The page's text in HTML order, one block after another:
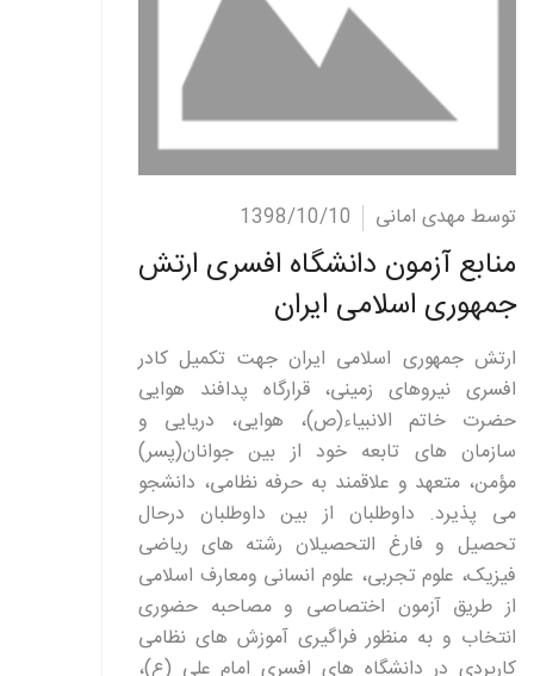
ادامه مطلب توسط مهدی امانی 1398/10/10
منابع آزمون دانشگاه افسری ارتش
جمهوری اسلامی ایران
ارتش جمهوری اسلامی ایران جهت تکمیل کادر
افسری نیروهای زمینی، قرارگاه پدافند هوایی
حضرت خاتم الانبیاء(ص)، هوایی، دریایی و
سازمان های تابعه خود از بین جوانان(پسر)
مؤمن، متعهد و علاقمند به حرفه نظامی، دانشجو
می پذیرد. داوطلبان از بین داوطلبان درحال
تحصیل و فارغ التحصیلان رشته های ریاضی
فیزیک، علوم تجربی، علوم انسانی ومعارف اسلامی
از طریق آزمون اختصاصی و مصاحبه حضوری
انتخاب و به منظور فراگیری آموزش های نظامی